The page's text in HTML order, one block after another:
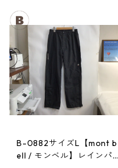
B-0882サイズL【mont b
ell / モンベル】レインパン